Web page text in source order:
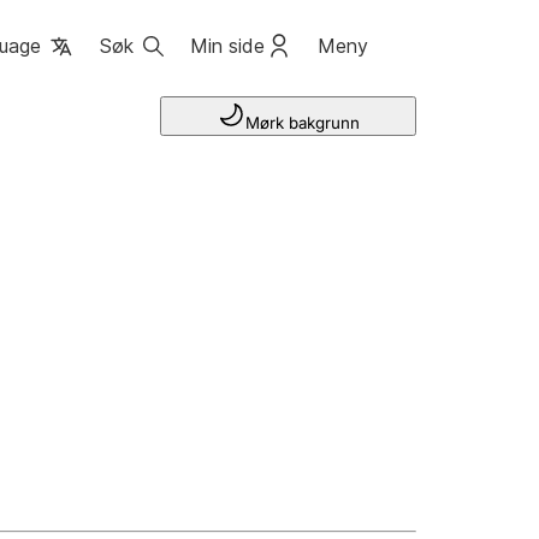
Søk Min side Meny
Mørk bakgrunn